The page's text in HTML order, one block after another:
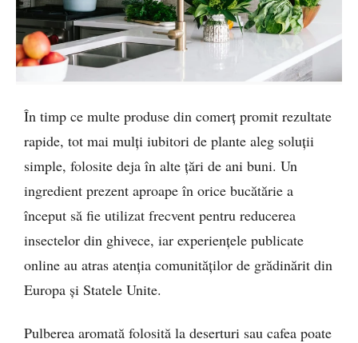
În timp ce multe produse din comerț promit rezultate
rapide, tot mai mulți iubitori de plante aleg soluții
simple, folosite deja în alte țări de ani buni. Un
ingredient prezent aproape în orice bucătărie a
început să fie utilizat frecvent pentru reducerea
insectelor din ghivece, iar experiențele publicate
online au atras atenția comunităților de grădinărit din
Europa și Statele Unite.
Pulberea aromată folosită la deserturi sau cafea poate